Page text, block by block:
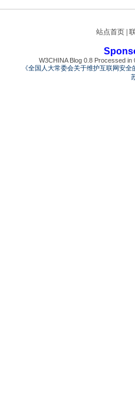
站点首页
W3CHINA Blog 0.8 Processed
《全国人大常委会关于维护互联网安全